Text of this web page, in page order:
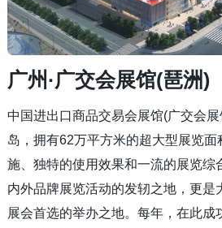
广州·广交会展馆(琶洲)
中国进出口商品交易会展馆(广交会
岛，拥有62万平方米的超大型展览
施、独特的使用效果和一流的展览综
内外品牌展览活动的发轫之地，更是
展会首选的举办之地。每年，在此成